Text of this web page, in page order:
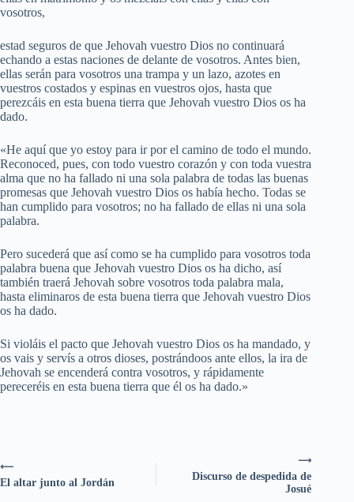
vosotros,
estad seguros de que Jehovah vuestro Dios no continuará
echando a estas naciones de delante de vosotros. Antes bien,
ellas serán para vosotros una trampa y un lazo, azotes en
vuestros costados y espinas en vuestros ojos, hasta que
perezcáis en esta buena tierra que Jehovah vuestro Dios os ha
dado.
«He aquí que yo estoy para ir por el camino de todo el mundo.
Reconoced, pues, con todo vuestro corazón y con toda vuestra
alma que no ha fallado ni una sola palabra de todas las buenas
promesas que Jehovah vuestro Dios os había hecho. Todas se
han cumplido para vosotros; no ha fallado de ellas ni una sola
palabra.
Pero sucederá que así como se ha cumplido para vosotros toda
palabra buena que Jehovah vuestro Dios os ha dicho, así
también traerá Jehovah sobre vosotros toda palabra mala,
hasta eliminaros de esta buena tierra que Jehovah vuestro Dios
os ha dado.
Si violáis el pacto que Jehovah vuestro Dios os ha mandado, y
os vais y servís a otros dioses, postrándoos ante ellos, la ira de
Jehovah se encenderá contra vosotros, y rápidamente
pereceréis en esta buena tierra que él os ha dado.»
⟶
Discurso de despedida de
Josué
⟵
El altar junto al Jordán